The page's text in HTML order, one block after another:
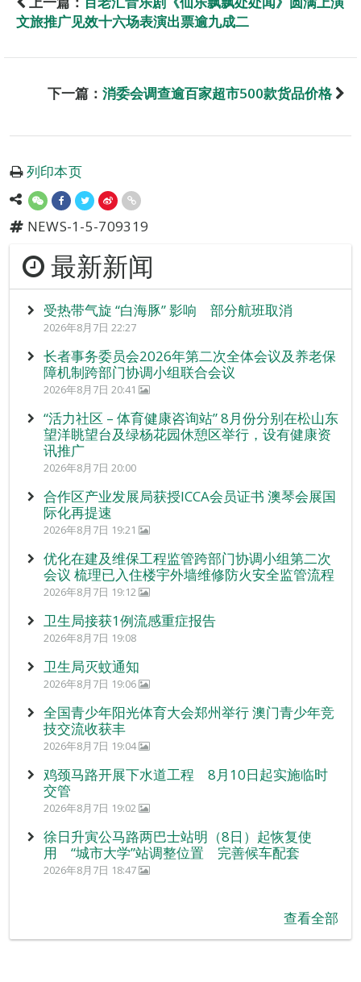
文旅推广见效十六场表演出票逾九成二
下一篇： 消委会调查逾百家超市500款货品价格
列印本页
NEWS-1-5-709319
最新新闻
受热带气旋 “白海豚” 影响 部分航班取消
2026年8月7日 22:27
长者事务委员会2026年第二次全体会议及养老保
障机制跨部门协调小组联合会议
2026年8月7日 20:41
“活力社区 – 体育健康咨询站” 8月份分别在松山东
望洋眺望台及绿杨花园休憩区举行，设有健康资
讯推广
2026年8月7日 20:00
合作区产业发展局获授ICCA会员证书 澳琴会展国
际化再提速
2026年8月7日 19:21
优化在建及维保工程监管跨部门协调小组第二次
会议 梳理已入住楼宇外墙维修防火安全监管流程
2026年8月7日 19:12
卫生局接获1例流感重症报告
2026年8月7日 19:08
卫生局灭蚊通知
2026年8月7日 19:06
全国青少年阳光体育大会郑州举行 澳门青少年竞
技交流收获丰
2026年8月7日 19:04
鸡颈马路开展下水道工程 8月10日起实施临时
交管
2026年8月7日 19:02
徐日升寅公马路两巴士站明（8日）起恢复使
用 “城市大学”站调整位置 完善候车配套
2026年8月7日 18:47
查看全部